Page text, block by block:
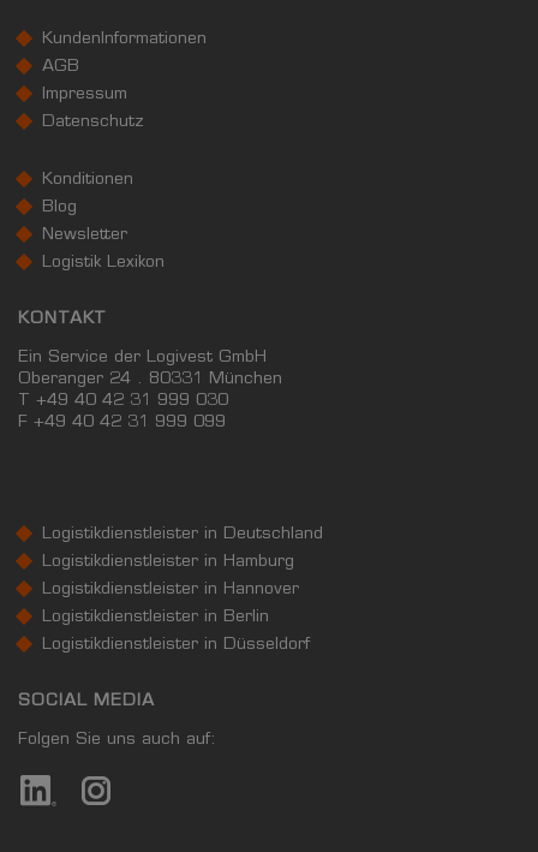
KundenInformationen
AGB
Impressum
Datenschutz
Konditionen
Blog
Newsletter
Logistik Lexikon
KONTAKT
Ein Service der Logivest GmbH
Oberanger 24 . 80331 München
T +49 40 42 31 999 030
F +49 40 42 31 999 099
Logistikdienstleister in Deutschland
Logistikdienstleister in Hamburg
Logistikdienstleister in Hannover
Logistikdienstleister in Berlin
Logistikdienstleister in Düsseldorf
SOCIAL MEDIA
Folgen Sie uns auch auf: